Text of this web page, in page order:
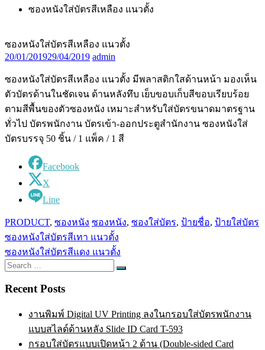
ซองหนังใส่บัตรสีเหลือง แนวตั้ง
ซองหนังใส่บัตรสีเหลือง แนวตั้ง
20/01/201929/04/2019 admin
ซองหนังใส่บัตรสีเหลือง แนวตั้ง มีพลาสติกใสด้านหน้า มองเห็น
ตัวบัตรด้านในชัดเจน ด้านหลังทึบ เย็บขอบเก็บสีขอบเรียบร้อย
ตามสีพื้นของตัวซองหนัง เหมาะสำหรับใส่บัตรขนาดมาตรฐาน
ทั่วไป บัตรพนักงาน บัตรเข้า-ออกประตูสำนักงาน ซองหนังใส่
บัตรบรรจุ 50 ชิ้น / 1 แพ็ค / 1 สี
Facebook
X
Line
PRODUCT, ซองหนัง ซองหนัง, ซองใส่บัตร, ป้ายชื่อ, ป้ายใส่บัตร
Post
navigation
ซองหนังใส่บัตรสีเทา แนวตั้ง
ซองหนังใส่บัตรสีแดง แนวตั้ง
Search
for:
Search
Recent Posts
งานพิมพ์ Digital UV Printing ลงในกรอบใส่บัตรพนักงาน
แบบสไลด์ด้านหลัง Slide ID Card T-593
กรอบใส่บัตรแบบเปิดหน้า 2 ด้าน (Double-sided Card